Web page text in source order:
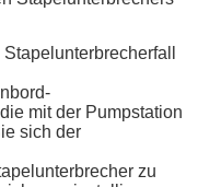
mit der Pumpstation
sich der
zu